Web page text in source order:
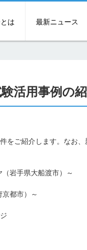
は 最新ニュース
活用事例の
をご紹介します。なお
岩手県大船渡市）～
都市）～